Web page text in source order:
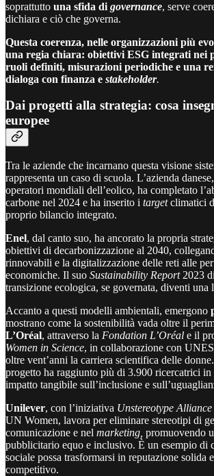
soprattutto una sfida di governance, serve
dichiara e ciò che governa.
Questa coerenza, nelle organizzazioni più
una regia chiara: obiettivi ESG integrati nei
ruoli definiti, misurazioni periodiche e una
dialoga con finanza e stakeholder.
Dai progetti alla strategia: cosa
europee
Tra le aziende che incarnano questa visione
rappresenta un caso di scuola. L’azienda
operatori mondiali dell’eolico, ha completato
carbone nel 2024 e ha inserito i targetclimatici
proprio bilancio integrato.
Enel, dal canto suo, ha ancorato la propria
obiettivi di decarbonizzazione al 2040,
rinnovabili e la digitalizzazione delle reti alle
economiche. Il suo Sustainability Report2023
transizione ecologica, se governata, diventi una
Accanto a questi modelli ambientali, emergono
mostrano come la sostenibilità vada oltre il
L’Oréal, attraverso la Fondation L’Oréal e il
Women in Science, in collaborazione con
oltre vent’anni la carriera scientifica delle
progetto ha raggiunto più di 3.900 ricercatrici in
impatto tangibile sull’inclusione e
Unilever, con l’iniziativa Unstereotype Alliance
UN Women, lavora per eliminare stereotipi di
comunicazione e nel marketing, promuovendo
pubblicitario equo e inclusivo. È un esempio di
sociale possa trasformarsi in reputazione solida
competitivo.